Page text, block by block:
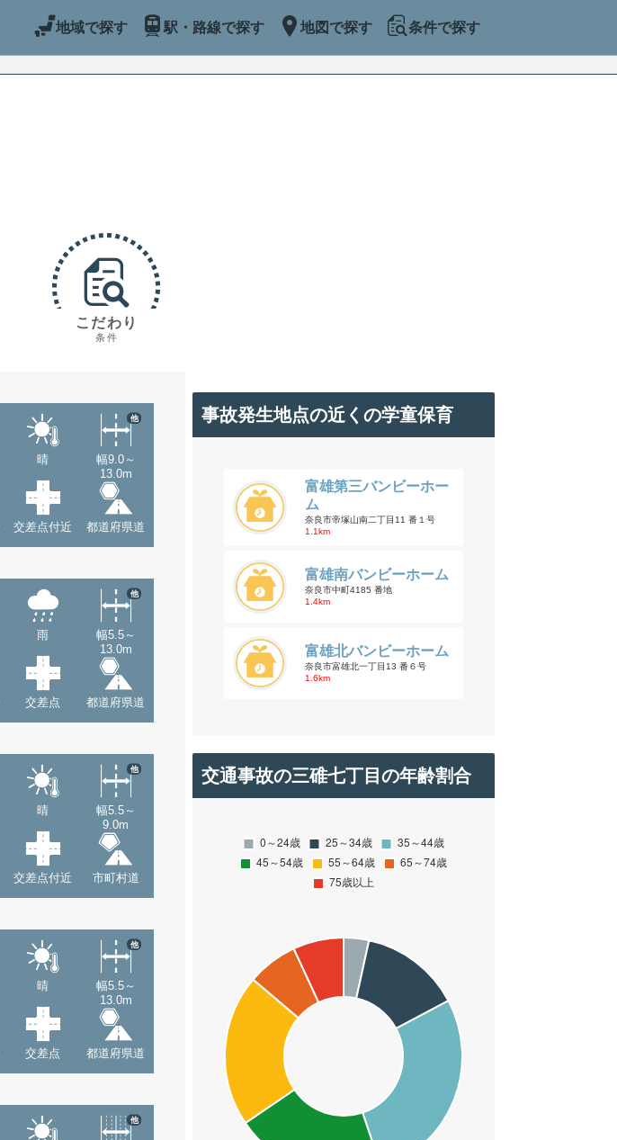
地域で探す 駅・路線で探す 地図で探す 条件で探す
こだわり
条件
晴
幅9.0～
13.0m
他
交差点付近 都道府県道
雨
幅5.5～
13.0m
他
交差点 都道府県道
晴
幅5.5～
9.0m
他
交差点付近 市町村道
晴
幅5.5～
13.0m
他
交差点 都道府県道
他
事故発生地点の近くの学童保育
富雄第三バンビーホー
ム
奈良市帝塚山南二丁目11 番１号
1.1km
富雄南バンビーホーム
奈良市中町4185 番地
1.4km
富雄北バンビーホーム
奈良市富雄北一丁目13 番６号
1.6km
交通事故の三碓七丁目の年齢割合